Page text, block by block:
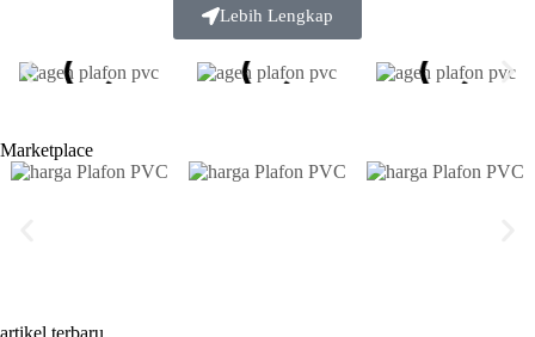
Lebih Lengkap
Marketplace
artikel terbaru